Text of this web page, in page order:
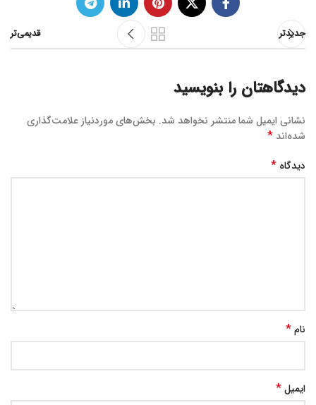
جدیدتر قدیمی‌تر
دیدگاهتان را بنویسید
نشانی ایمیل شما منتشر نخواهد شد. بخش‌های موردنیاز علامت‌گذاری
شده‌اند *
دیدگاه *
نام*
ایمیل*